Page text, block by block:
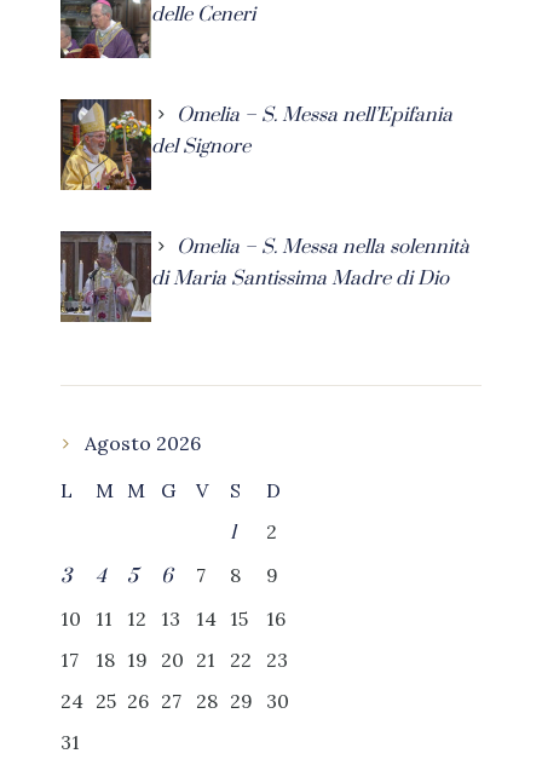
delle Ceneri
Omelia – S. Messa nell’Epifania
del Signore
Omelia – S. Messa nella solennità
di Maria Santissima Madre di Dio
Agosto 2026
L
M M G V S
D
1
2
3
4 5 6 7 8
9
10
11 12 13 14 15
16
17
18 19 20 21 22
23
24 25 26 27 28 29
30
31